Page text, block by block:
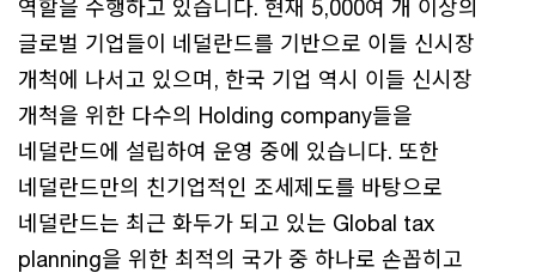
역할을 수행하고 있습니다. 현재 5,000여 개 이상의
글로벌 기업들이 네덜란드를 기반으로 이들 신시장
개척에 나서고 있으며, 한국 기업 역시 이들 신시장
개척을 위한 다수의 Holding company들을
네덜란드에 설립하여 운영 중에 있습니다. 또한
네덜란드만의 친기업적인 조세제도를 바탕으로
네덜란드는 최근 화두가 되고 있는 Global tax
planning을 위한 최적의 국가 중 하나로 손꼽히고